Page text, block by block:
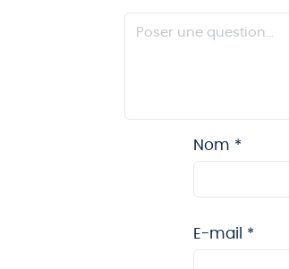
Nom *
E-mail *